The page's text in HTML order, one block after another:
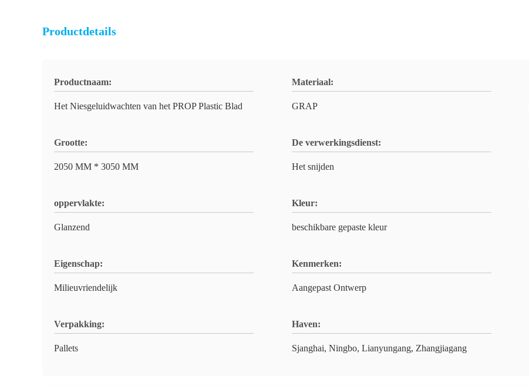
Productdetails
Productnaam:
Het Niesgeluidwachten van het PROP Plastic Blad
Materiaal:
GRAP
Grootte:
2050 MM * 3050 MM
De verwerkingsdienst:
Het snijden
oppervlakte:
Glanzend
Kleur:
beschikbare gepaste kleur
Eigenschap:
Milieuvriendelijk
Kenmerken:
Aangepast Ontwerp
Verpakking:
Pallets
Haven:
Sjanghai, Ningbo, Lianyungang, Zhangjiagang